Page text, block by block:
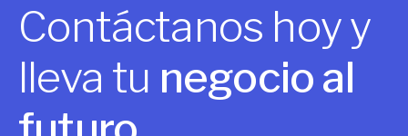
Contáctanos hoy y
lleva tu negocio al